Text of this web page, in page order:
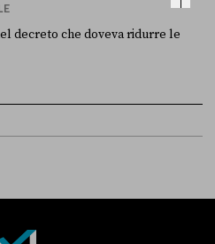
decreto che doveva ridurre le